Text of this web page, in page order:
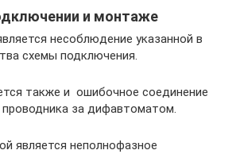
и монтаже
несоблюдение указанной в
схемы подключения.
также и ошибочное соединение
за дифавтоматом.
является неполнофазное